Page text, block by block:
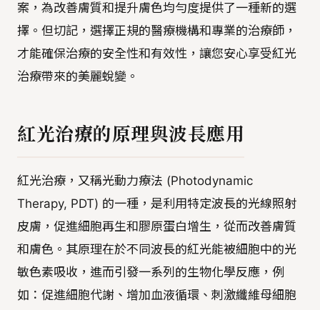
案，為改善膚質和提升膚色均勻度提供了一種新的選
擇。但切記，選擇正規的醫療機構和專業的治療師，
才能確保治療的安全性和有效性，讓您安心享受紅光
治療帶來的美麗蛻變。
紅光治療的原理與波長應用
紅光治療，又稱光動力療法 (Photodynamic
Therapy, PDT) 的一種，是利用特定波長的光線照射
皮膚，促進細胞再生和膠原蛋白增生，從而改善膚質
和膚色。其原理在於不同波長的紅光能被細胞中的光
敏色素吸收，進而引發一系列的生物化學反應，例
如：促進細胞代謝、增加血液循環、刺激纖維母細胞